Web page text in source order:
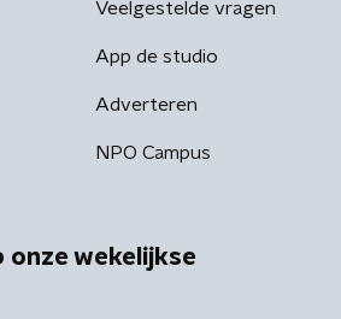
Veelgestelde vragen
App de studio
Adverteren
NPO Campus
onze wekelijkse